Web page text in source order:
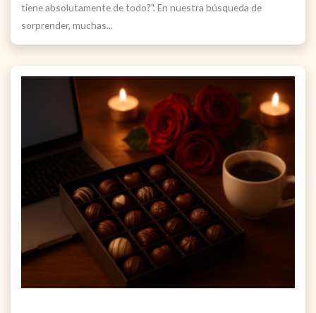
tiene absolutamente de todo?". En nuestra búsqueda de
sorprender, muchas...